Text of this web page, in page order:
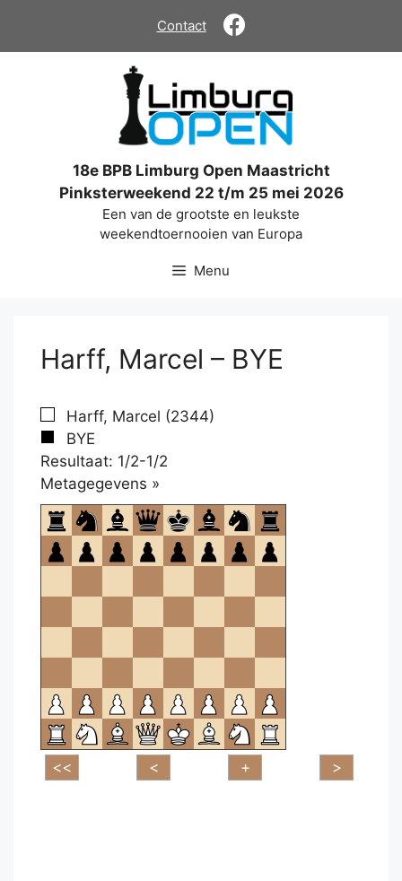
de
Contact
18e BPB Limburg Open Maastricht
Pinksterweekend 22 t/m 25 mei 2026
Een van de grootste en leukste
weekendtoernooien van Europa
Menu
Harff, Marcel – BYE
Harff, Marcel (2344)
BYE
Resultaat: 1/2-1/2
Metagegevens »
om
te
openen.